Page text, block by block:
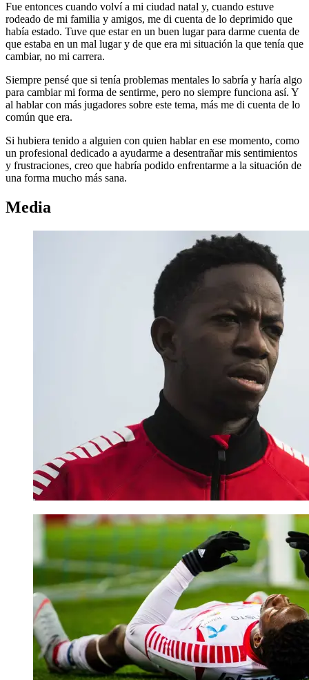
Fue entonces cuando volví a mi ciudad natal y, cuando estuve
rodeado de mi familia y amigos, me di cuenta de lo deprimido que
había estado. Tuve que estar en un buen lugar para darme cuenta de
que estaba en un mal lugar y de que era mi situación la que tenía que
cambiar, no mi carrera.
Siempre pensé que si tenía problemas mentales lo sabría y haría algo
para cambiar mi forma de sentirme, pero no siempre funciona así. Y
al hablar con más jugadores sobre este tema, más me di cuenta de lo
común que era.
Si hubiera tenido a alguien con quien hablar en ese momento, como
un profesional dedicado a ayudarme a desentrañar mis sentimientos
y frustraciones, creo que habría podido enfrentarme a la situación de
una forma mucho más sana.
Media